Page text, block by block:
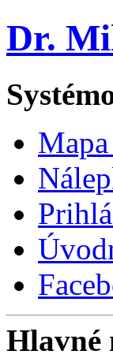
Dr.
Hlavné